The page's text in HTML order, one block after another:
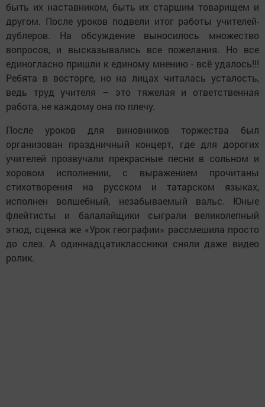
быть их наставником, быть их старшим товарищем и
другом. После уроков подвели итог работы учителей-
дублеров. На обсуждение выносилось множество
вопросов, и высказывались все пожелания. Но все
единогласно пришли к единому мнению - всё удалось!!!
Ребята в восторге, но на лицах читалась усталость,
ведь труд учителя – это тяжелая и ответственная
работа, не каждому она по плечу.
После уроков для виновников торжества был
организован праздничный концерт, где для дорогих
учителей прозвучали прекрасные песни в сольном и
хоровом исполнении, с выражением прочитаны
стихотворения на русском и татарском языках,
исполнен волшебный, незабываемый вальс. Юные
флейтисты и балалайщики сыграли великолепный
этюд, сценка же «Урок географии» рассмешила просто
до слез. А одиннадцатиклассники сняли даже видео
ролик.